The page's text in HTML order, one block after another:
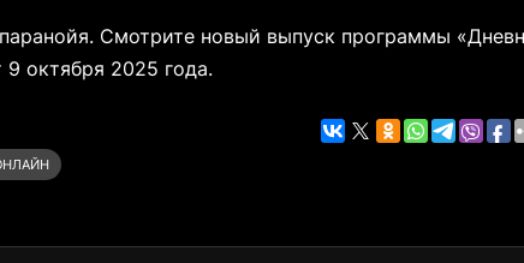
Смотрите новый выпуск программы
октября 2025 года.